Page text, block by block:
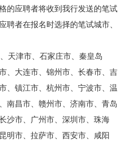
的应聘者将收到我行发送的笔试
聘者在报名时选择的笔试城市、
天津市、石家庄市、秦皇岛
、大连市、锦州市、长春市、吉
、镇江市、杭州市、宁波市、温
南昌市、赣州市、济南市、青岛
沙市、广州市、深圳市、珠海
明市、拉萨市、西安市、咸阳